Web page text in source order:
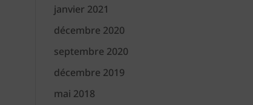
janvier 2021
décembre 2020
septembre 2020
décembre 2019
mai 2018